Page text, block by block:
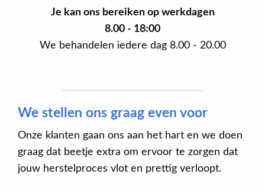
Je kan ons bereiken op werkdagen
8.00 - 18:00
We behandelen iedere dag 8.00 - 20.00
We stellen ons graag even voor
Onze klanten gaan ons aan het hart en we doen
graag dat beetje extra om ervoor te zorgen dat
jouw herstelproces vlot en prettig verloopt.